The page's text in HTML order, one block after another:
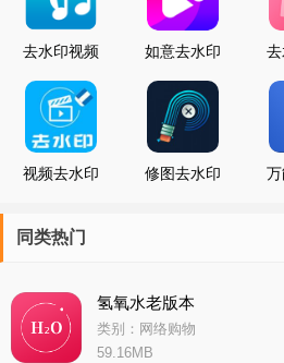
去水印视频
如意去水印
视频去水印
修图去水印
同类热门
氢氧水老版本
类别：网络购物
59.16MB